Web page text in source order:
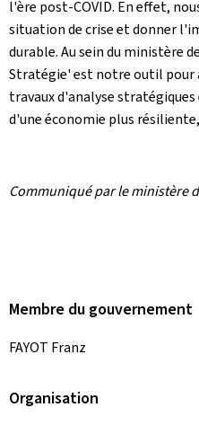
l'ère post-COVID. En effet,
situation de crise et donner
durable. Au sein du ministère
Stratégie' est notre outil pour
travaux d'analyse
d'une économie plus
Communiqué par le ministère
Membre du gouvernement
FAYOT Franz
Organisation